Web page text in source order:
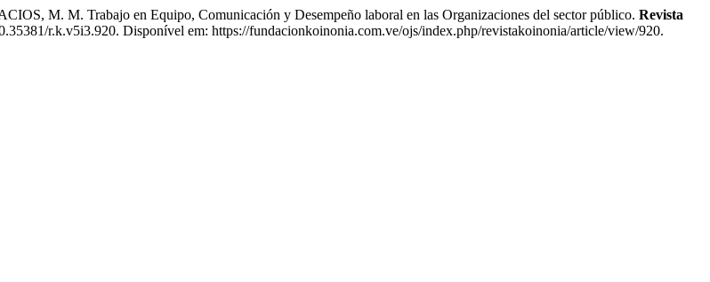
M. M. Trabajo en Equipo, Comunicación y Desempeño laboral en las Organizaciones del sector público. Revista
r.k.v5i3.920. Disponível em: https://fundacionkoinonia.com.ve/ojs/index.php/revistakoinonia/article/view/920.